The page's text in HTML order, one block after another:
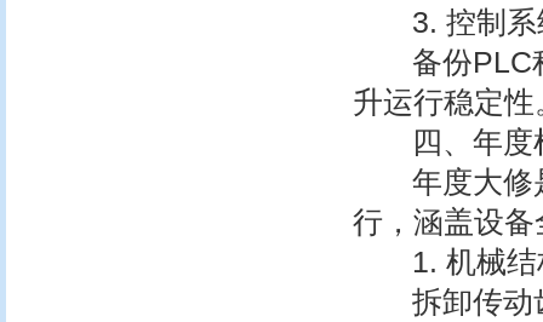
3. 控制系
备份PLC程
升运行稳定性
四、年度检
年度大修是
行，涵盖设
1. 机械结
拆卸传动齿